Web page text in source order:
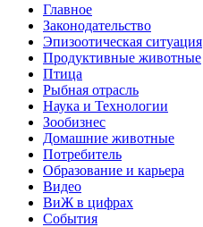
Главное
Законодательство
Эпизоотическая ситуация
Продуктивные животные
Птица
Рыбная отрасль
Наука и Технологии
Зообизнес
Домашние животные
Потребитель
Образование и карьера
Видео
ВиЖ в цифрах
События